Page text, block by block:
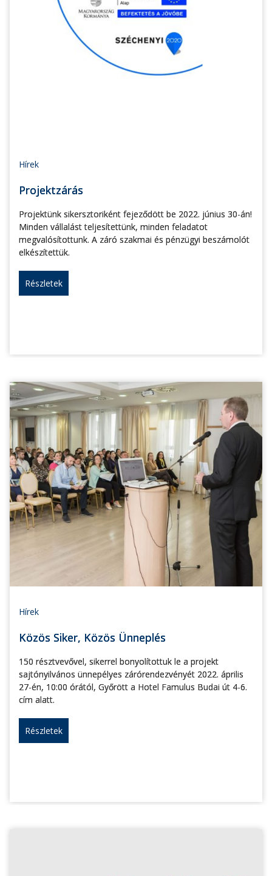
Hírek
Projektzárás
Projektünk sikersztoriként fejeződött be 2022. június 30-án!
Minden vállalást teljesítettünk, minden feladatot
megvalósítottunk. A záró szakmai és pénzügyi beszámolót
elkészítettük.
Részletek
Hírek
Közös Siker, Közös Ünneplés
150 résztvevővel, sikerrel bonyolítottuk le a projekt
sajtónyilvános ünnepélyes zárórendezvényét 2022. április
27-én, 10:00 órától, Győrött a Hotel Famulus Budai út 4-6.
cím alatt.
Részletek